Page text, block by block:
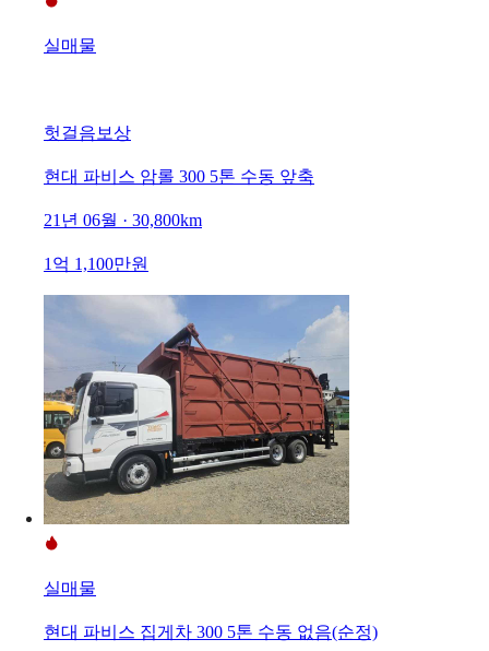
실매물
헛걸음보상
현대 파비스 암롤 300 5톤 수동 앞축
21년 06월 · 30,800km
1억 1,100만원
실매물
현대 파비스 집게차 300 5톤 수동 없음(순정)